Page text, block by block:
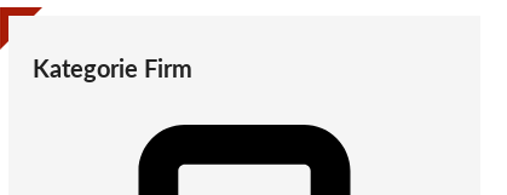
Kategorie Firm